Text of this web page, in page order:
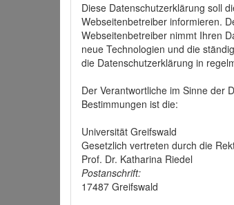
Diese Datenschutzerklärung soll
Webseitenbetreiber informieren.
Webseitenbetreiber nimmt Ihren
neue Technologien und die
die Datenschutzerklärung in
Der Verantwortliche im Sinne der
Bestimmungen ist die:
Universität Greifswald
Gesetzlich vertreten durch die
Prof. Dr. Katharina Riedel
Postanschrift:
17487 Greifswald